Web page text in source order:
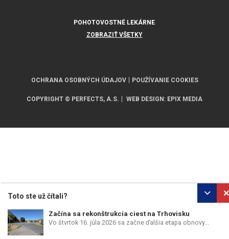
Toto ste už čítali?
Začína sa rekonštrukcia ciest na Trhovisku
Vo štvrtok 16. júla 2026 sa začne ďalšia etapa obnovy...
POHOTOVOSTNÉ LEKÁRNE
ZOBRAZIŤ VŠETKY
OCHRANA OSOBNÝCH ÚDAJOV POUŽÍVANIE COOKIES
COPYRIGHT © PERFECTS, A.S. WEB DESIGN : EPIX MEDIA